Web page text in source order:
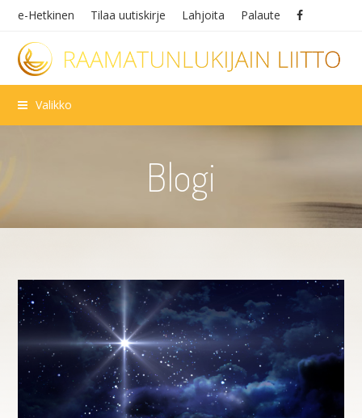
e-Hetkinen Tilaa uutiskirje Lahjoita Palaute
Valikko
Blogi